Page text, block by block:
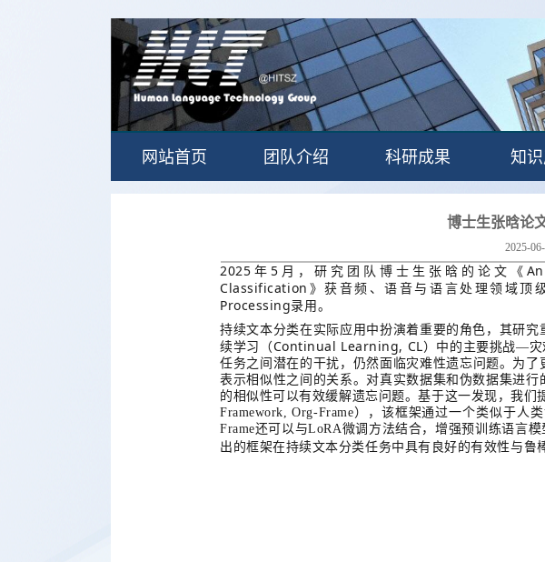
网站首页 团队介绍 科研成果 知
博士生张晗论
2025-
2025 年 5 月，研究团队博士生张晗的论文《
Classification 》获音频、语音与语言处理领域顶
Processing录用。
持续文本分类在实际应用中扮演着重要的角色，其研
续学习（ Continual Learning, CL）中的主要挑战—灾
任务之间潜在的干扰，仍然面临灾难性遗忘 问题。为了
表示相似性之间的关系。对真实数据集和伪数据集进
的相似性可以有效缓解遗忘问题。基于这一发现，我
Framework, Org-Frame），该框架通过一个类似于人
Frame还可以与LoRA微调方法结合，增强预训练语言
出的框架在持续文本分类任务中具有良好的有效性与鲁